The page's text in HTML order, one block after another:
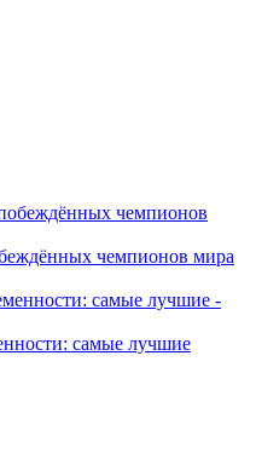
чемпионов мира
самые лучшие